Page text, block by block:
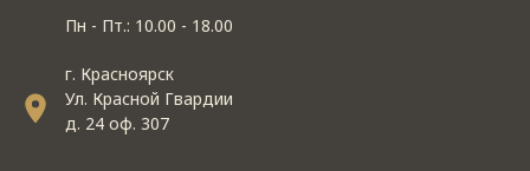
Пн - Пт.: 10.00 - 18.00
г. Красноярск
Ул. Красной Гвардии
д. 24 оф. 307